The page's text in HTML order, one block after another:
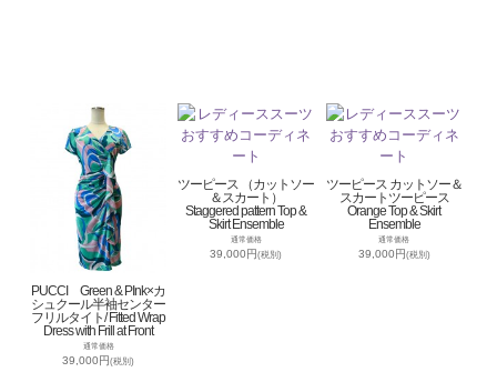
PUCCI Green & PInk×カ
シュクール半袖センター
フリルタイト/ Fitted Wrap
Dress with Frill at Front
通常価格
39,000円(税別)
ツーピース （カットソー
＆スカート）
Staggered pattern Top &
Skirt Ensemble
通常価格
39,000円(税別)
ツーピース カットソー＆
スカートツーピース
Orange Top & Skirt
Ensemble
通常価格
39,000円(税別)